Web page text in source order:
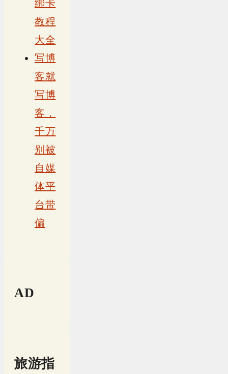
绑卡
教程
大全
写博
客就
写博
客，
千万
别被
自媒
体平
台带
偏
AD
旅游指